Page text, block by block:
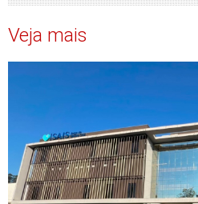
Veja mais